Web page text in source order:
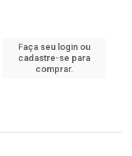
Faça seu login ou
cadastre-se para
comprar.